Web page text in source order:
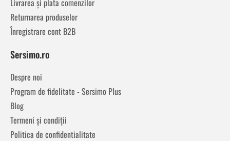
Livrarea și plata comenzilor
Returnarea produselor
Înregistrare cont B2B
Sersimo.ro
Despre noi
Program de fidelitate - Sersimo Plus
Blog
Termeni și condiții
Politica de confidentialitate